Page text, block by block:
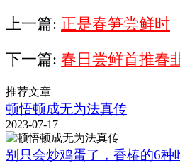
上一篇: 正是春笋尝鲜时
下一篇: 春日尝鲜首推春
推荐文章
顿悟顿成无为法真传
2023-07-17
别只会炒鸡蛋了，香椿的6种